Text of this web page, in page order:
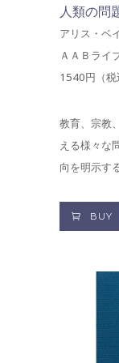
人類の問
アリス・ベ
ＡＡＢライ
1540円（税
教育、宗教
える様々な
向を明示する
BUY